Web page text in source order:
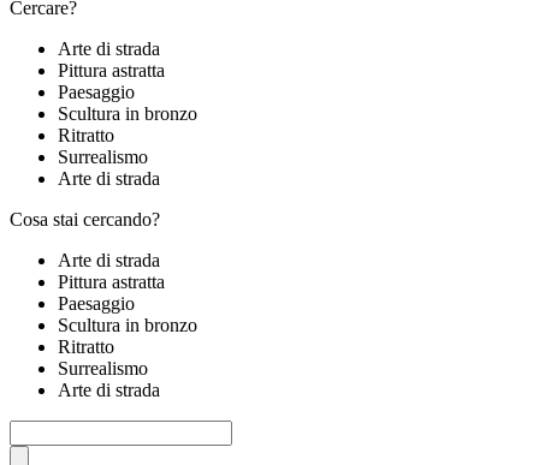
Cercare?
Arte di strada
Pittura astratta
Paesaggio
Scultura in bronzo
Ritratto
Surrealismo
Arte di strada
Cosa stai cercando?
Arte di strada
Pittura astratta
Paesaggio
Scultura in bronzo
Ritratto
Surrealismo
Arte di strada